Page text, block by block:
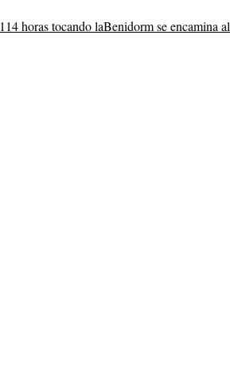
114 horas tocando laBenidorm se encamina al